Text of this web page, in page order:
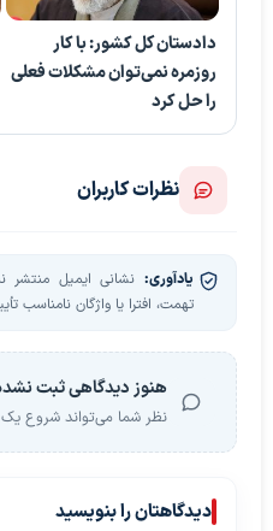
دادستان کل کشور: با کار
روزمره نمی‌توان مشکلات فعلی
را حل کرد
نظرات کاربران
یادآوری: نشانی ایمیل منتشر
تهمت، افترا یا واژگان نامناسب
هنوز دیدگاهی ثبت
نظر شما می‌تواند شروع
دیدگاهتان را بنویسید